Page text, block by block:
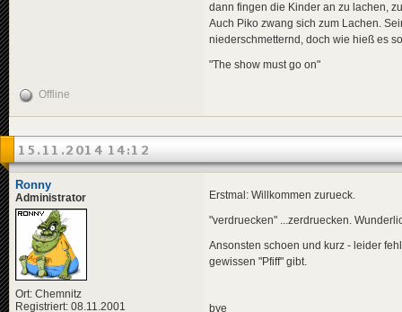
dann fingen die Kinder an zu lachen,
Auch Piko zwang sich zum Lachen.
niederschmetternd, doch wie hieß es
"The show must go on"
Offline
15.11.2014 14:12
Ronny
Administrator
Ort: Chemnitz
Registriert: 08.11.2001
Erstmal: Willkommen zurueck.
"verdruecken" ...zerdruecken.
Ansonsten schoen und kurz - leider
gewissen "Pfiff" gibt.
bye